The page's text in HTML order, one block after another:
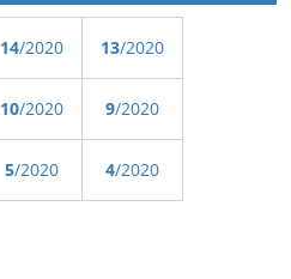
14/2020 13/2020
10/2020 9/2020
5/2020 4/2020